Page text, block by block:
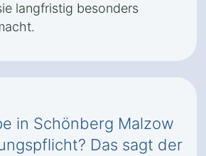
langfristig besonders
in Schönberg Malzow
Das sagt der